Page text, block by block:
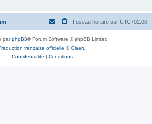
Fuseau horaire sur UTC+02:00
parphpBB® Forum Software © phpBB Limited
française officielle ©Qiaeru
Confidentialité | Conditions